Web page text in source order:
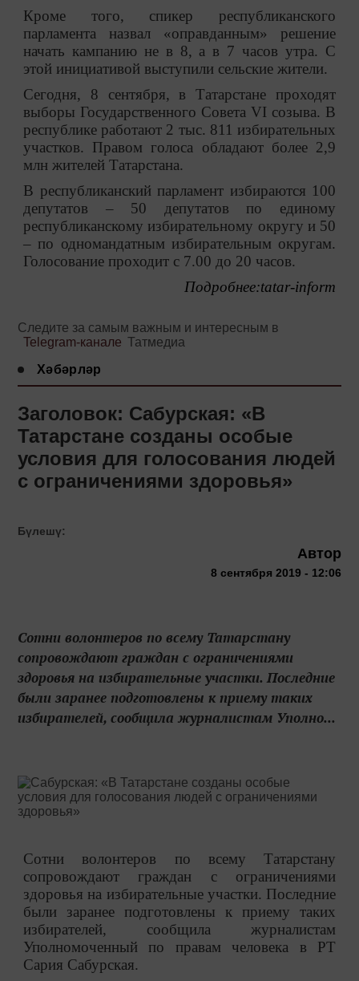
Кроме того, спикер республиканского
парламента назвал «оправданным» решение
начать кампанию не в 8, а в 7 часов утра. С
этой инициативой выступили сельские жители.
Сегодня, 8 сентября, в Татарстане проходят
выборы Государственного Совета VI созыва. В
республике работают 2 тыс. 811 избирательных
участков. Правом голоса обладают более 2,9
млн жителей Татарстана.
В республиканский парламент избираются 100
депутатов –50 депутатов по единому
республиканскому избирательному округу и 50
– по одномандатным избирательным округам.
Голосование проходит с 7.00 до 20 часов.
Подробнее:tatar-inform
Следите за самым важным и интересным в
Telegram-канале Татмедиа
Хәбәрләр
Заголовок: Сабурская: «В
Татарстане созданы особые
условия для голосования людей
с ограничениями здоровья»
Бүлешү:
Автор
8 сентября 2019 - 12:06
Сотни волонтеров по всему Татарстану
сопровождают граждан с ограничениями
здоровья на избирательные участки. Последние
были заранее подготовлены к приему таких
избирателей, сообщила журналистам Уполно...
Сотни волонтеров по всему Татарстану
сопровождают граждан с ограничениями
здоровья на избирательные участки. Последние
были заранее подготовлены к приему таких
избирателей, сообщила журналистам
Уполномоченный по правам человека в РТ
Сария Сабурская.